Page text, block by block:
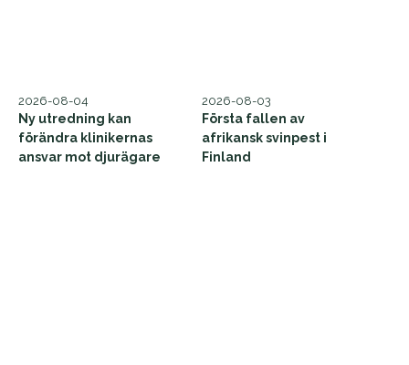
2026-08-04
Ny utredning kan
förändra klinikernas
ansvar mot djurägare
2026-08-03
Första fallen av
afrikansk svinpest i
Finland